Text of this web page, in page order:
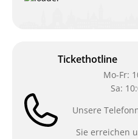
Tickethotline
Mo-Fr:
Sa:
Unsere
Sie erreichen